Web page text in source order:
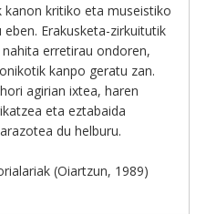
kritiko eta museistiko
Erakusketa-zirkuitutik
erretirau ondoren,
kanpo geratu zan.
agirian ixtea, haren
eta eztabaida
du helburu.
(Oiartzun, 1989)